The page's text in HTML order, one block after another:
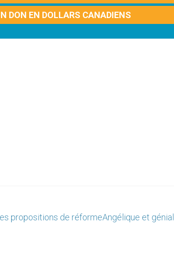
DON EN DOLLARS CANADIENS
propositions de réformeAngélique et génial